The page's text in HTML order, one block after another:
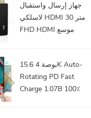
جهاز إرسال واستقبال
لاسلكي HDMI 30 متر
FHD HDMI موسع
بروجيكتور للألعاب 0
كمون
15.6 بوصة 4K Auto-
Rotating PD Fast
Charge 1.07B 100٪